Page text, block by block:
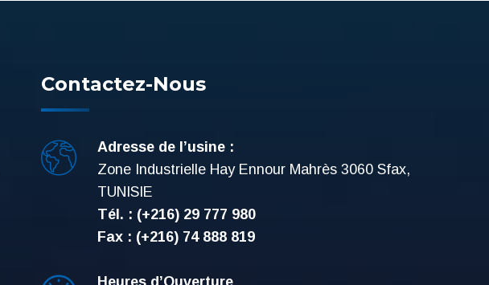
Contactez-Nous
Adresse de l’usine :
Zone Industrielle Hay Ennour Mahrès 3060 Sfax,
TUNISIE
Tél. : (+216) 29 777 980
Fax : (+216) 74 888 819
Heures d’Ouverture